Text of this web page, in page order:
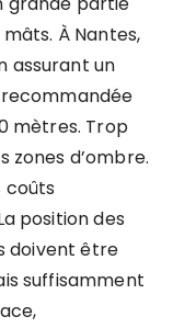
À Nantes,
assurant un
mètres. Trop
zones d’ombre.
coûts
position des
doivent être
suffisamment